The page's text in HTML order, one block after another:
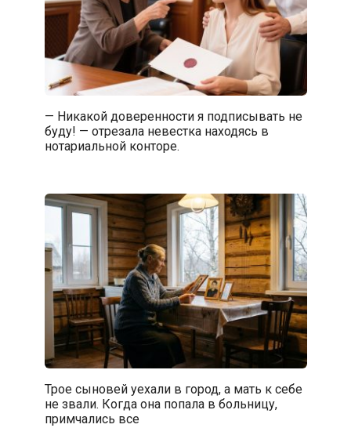
— Никакой доверенности я подписывать не
буду! — отрезала невестка находясь в
нотариальной конторе.
Трое сыновей уехали в город, а мать к себе
не звали. Когда она попала в больницу,
примчались все